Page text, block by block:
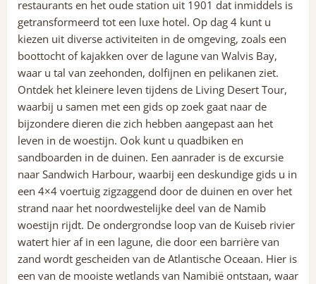
restaurants en het oude station uit 1901 dat inmiddels is
getransformeerd tot een luxe hotel. Op dag 4 kunt u
kiezen uit diverse activiteiten in de omgeving, zoals een
boottocht of kajakken over de lagune van Walvis Bay,
waar u tal van zeehonden, dolfijnen en pelikanen ziet.
Ontdek het kleinere leven tijdens de Living Desert Tour,
waarbij u samen met een gids op zoek gaat naar de
bijzondere dieren die zich hebben aangepast aan het
leven in de woestijn. Ook kunt u quadbiken en
sandboarden in de duinen. Een aanrader is de excursie
naar Sandwich Harbour, waarbij een deskundige gids u in
een 4×4 voertuig zigzaggend door de duinen en over het
strand naar het noordwestelijke deel van de Namib
woestijn rijdt. De ondergrondse loop van de Kuiseb rivier
watert hier af in een lagune, die door een barrière van
zand wordt gescheiden van de Atlantische Oceaan. Hier is
een van de mooiste wetlands van Namibië ontstaan, waar